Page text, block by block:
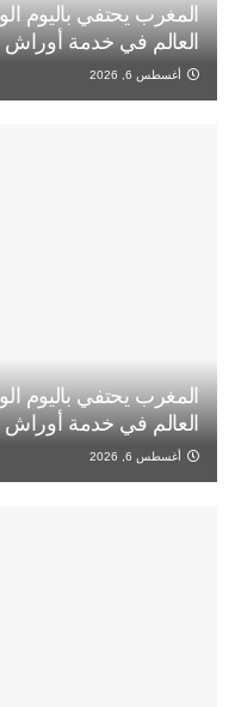
المغرب يحتفي باليوم
العالم في خدمة أوراش 2030”
أغسطس 6, 2026
المغرب يحتفي باليوم
العالم في خدمة أوراش 2030”
أغسطس 6, 2026